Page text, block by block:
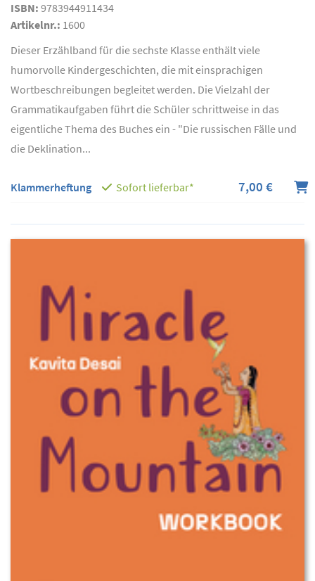
ISBN: 9783944911434
Artikelnr.: 1600
Dieser Erzählband für die sechste Klasse enthält viele
humorvolle Kindergeschichten, die mit einsprachigen
Wortbeschreibungen begleitet werden. Die Vielzahl der
Grammatikaufgaben führt die Schüler schrittweise in das
eigentliche Thema des Buches ein - "Die russischen Fälle und
die Deklination...
Klammerheftung Sofort lieferbar* 7,00 €